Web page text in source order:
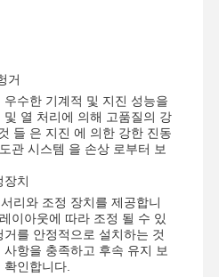
거
수한 기계적 및 지진 성능을
열 처리에 의해 고품질의 강
들 은 지진 에 의한 강한 진동
관 시스템 을 손상 로부터 보
장치
리와 조정 장치를 제공합니
이아웃에 따라 조정 될 수 있
를 안정적으로 설치하는 것
항을 충족하고 후속 유지 보
인합니다.